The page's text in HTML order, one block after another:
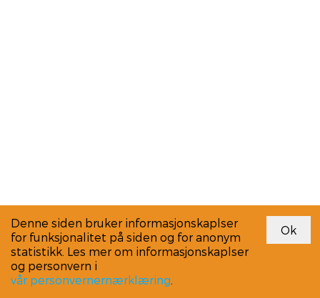
Denne siden bruker informasjonskaplser
for funksjonalitet på siden og for anonym
statistikk. Les mer om informasjonskaplser
og personvern i
vår personvernernærklæring